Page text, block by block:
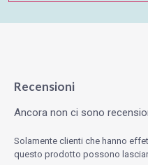
Recensioni
Ancora non ci sono
Solamente clienti che hanno
questo prodotto possono